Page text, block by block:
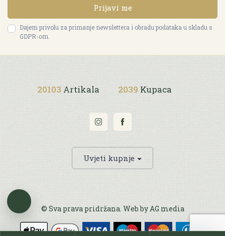
Prijavi me
Dajem privolu za primanje newslettera i obradu podataka u skladu s
GDPR-om.
20103 Artikala 2039 Kupaca
Uvjeti kupnje
© Sva prava pridržana. Web by AG media